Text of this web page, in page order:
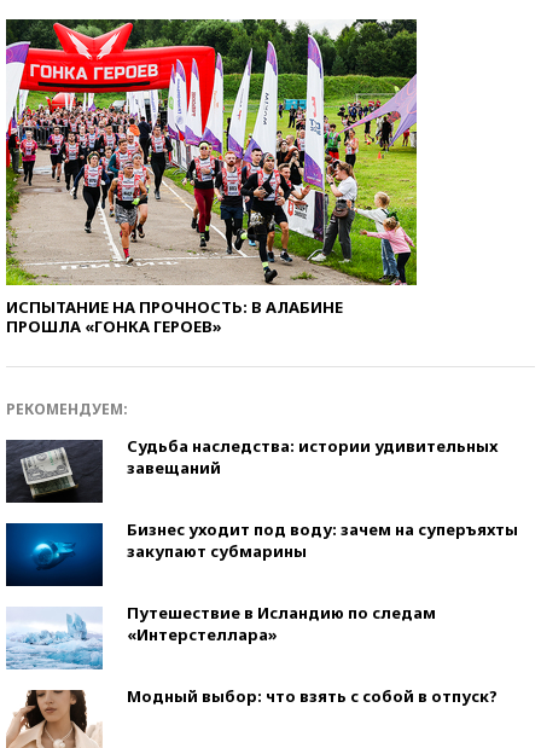
ИСПЫТАНИЕ НА ПРОЧНОСТЬ: В АЛАБИНЕ
ПРОШЛА «ГОНКА ГЕРОЕВ»
РЕКОМЕНДУЕМ:
Судьба наследства: истории удивительных
завещаний
Бизнес уходит под воду: зачем на суперъяхты
закупают субмарины
Путешествие в Исландию по следам
«Интерстеллара»
Модный выбор: что взять с собой в отпуск?